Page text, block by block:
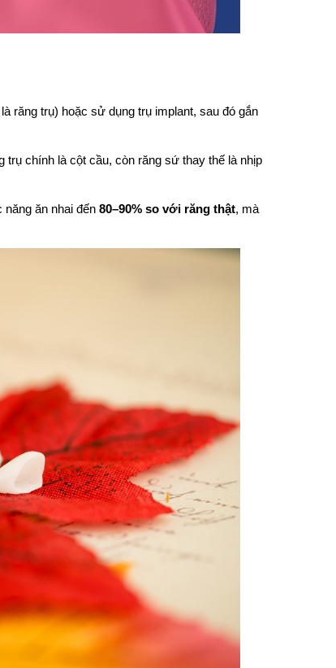
răng trụ) hoặc sử dụng trụ implant, sau đó gắn
trụ chính là cột cầu, còn răng sứ thay thế là nhịp
ăn nhai đến 80–90% so với răng thật, mà